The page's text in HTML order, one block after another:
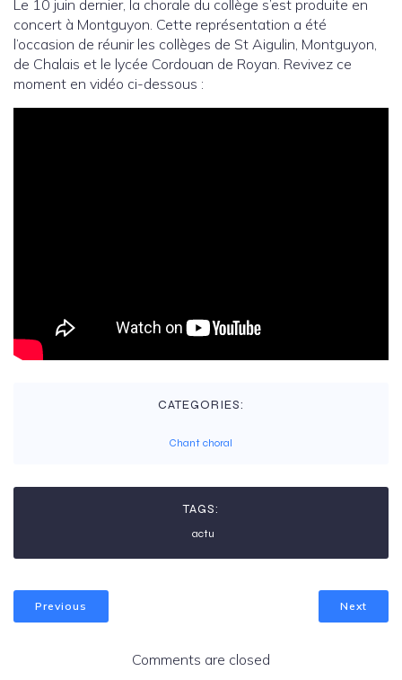
Le 10 juin dernier, la chorale du collège s’est produite en
concert à Montguyon. Cette représentation a été
l’occasion de réunir les collèges de St Aigulin, Montguyon,
de Chalais et le lycée Cordouan de Royan. Revivez ce
moment en vidéo ci-dessous :
CATEGORIES:
Chant choral
TAGS:
actu
Previous Next
Comments are closed